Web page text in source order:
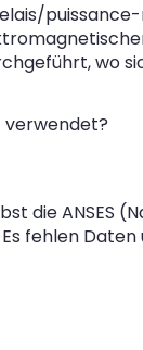
wo
verwendet?
die ANSES
fehlen Daten